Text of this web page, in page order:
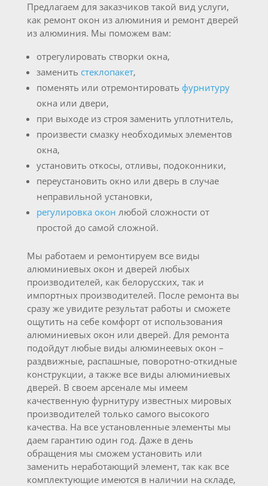
Предлагаем для заказчиков такой вид услуги,
как ремонт окон из алюминия и ремонт дверей
из алюминия. Мы поможем вам:
отрегулировать створки окна,
заменить стеклопакет,
поменять или отремонтировать фурнитуру
окна или двери,
при выходе из строя заменить уплотнитель,
произвести смазку необходимых элементов
окна,
установить откосы, отливы, подоконники,
переустановить окно или дверь в случае
неправильной установки,
регулировка окон любой сложности от
простой до самой сложной.
Мы работаем и ремонтируем все виды
алюминиевых окон и дверей любых
производителей, как белорусских, так и
импортных производителей. После ремонта вы
сразу же увидите результат работы и сможете
ощутить на себе комфорт от использования
алюминиевых окон или дверей. Для ремонта
подойдут любые виды алюминеевых окон –
раздвижные, распашные, поворотно-откидные
конструкции, а также все виды алюминиевых
дверей. В своем арсенале мы имеем
качественную фурнитуру известных мировых
производителей только самого высокого
качества. На все установленные элементы мы
даем гарантию один год. Даже в день
обращения мы сможем установить или
заменить неработающий элемент, так как все
комплектующие имеются в наличии на складе,